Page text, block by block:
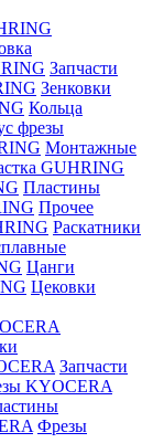
Запчасти
Зенковки
Кольца
фрезы
Монтажные
GUHRING
Пластины
Прочее
Раскатники
Цанги
Цековки
Запчасти
KYOCERA
Фрезы